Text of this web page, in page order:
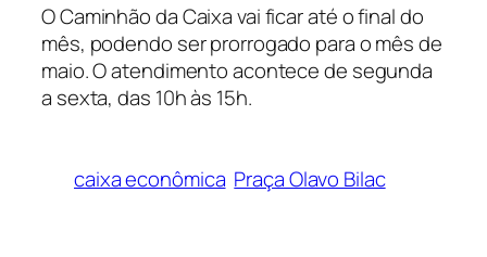
O Caminhão da Caixa vai ficar até o final do
mês, podendo ser prorrogado para o mês de
maio. O atendimento acontece de segunda
a sexta, das 10h às 15h.
caixa econômica Praça Olavo Bilac